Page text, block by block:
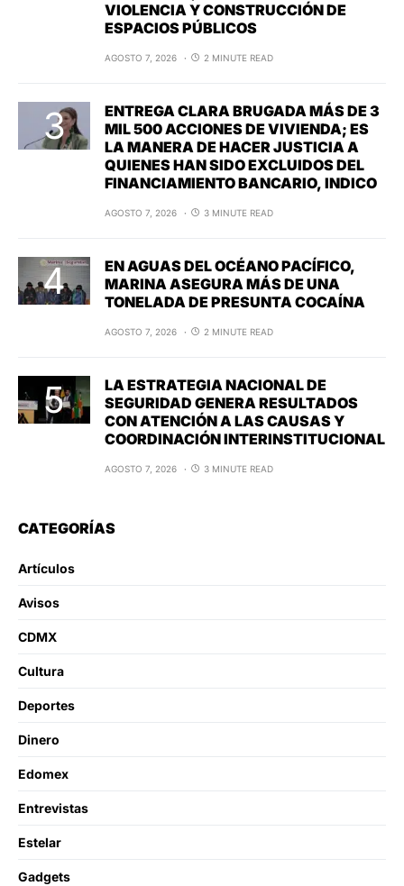
VIOLENCIA Y CONSTRUCCIÓN DE
ESPACIOS PÚBLICOS
AGOSTO 7, 2026 2 MINUTE READ
ENTREGA CLARA BRUGADA MÁS DE 3
MIL 500 ACCIONES DE VIVIENDA; ES
LA MANERA DE HACER JUSTICIA A
QUIENES HAN SIDO EXCLUIDOS DEL
FINANCIAMIENTO BANCARIO, INDICO
AGOSTO 7, 2026 3 MINUTE READ
EN AGUAS DEL OCÉANO PACÍFICO,
MARINA ASEGURA MÁS DE UNA
TONELADA DE PRESUNTA COCAÍNA
AGOSTO 7, 2026 2 MINUTE READ
LA ESTRATEGIA NACIONAL DE
SEGURIDAD GENERA RESULTADOS
CON ATENCIÓN A LAS CAUSAS Y
COORDINACIÓN INTERINSTITUCIONAL
AGOSTO 7, 2026 3 MINUTE READ
CATEGORÍAS
Artículos
Avisos
CDMX
Cultura
Deportes
Dinero
Edomex
Entrevistas
Estelar
Gadgets